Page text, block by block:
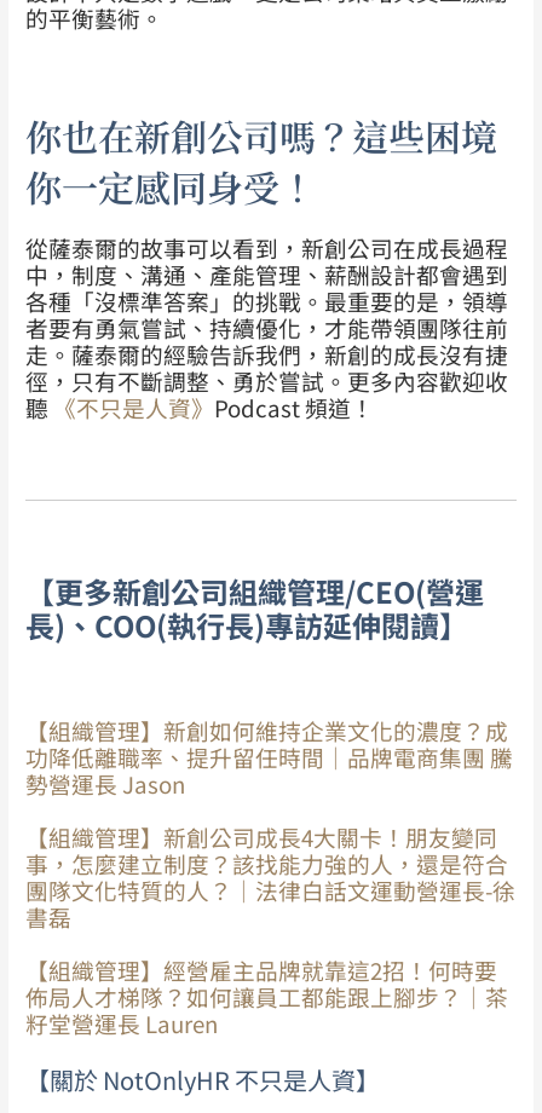
的平衡藝術。
你也在新創公司嗎？這些困境
你一定感同身受！
從薩泰爾的故事可以看到，新創公司在成長過程
中，制度、溝通、產能管理、薪酬設計都會遇到
各種「沒標準答案」的挑戰。最重要的是，領導
者要有勇氣嘗試、持續優化，才能帶領團隊往前
走。 薩泰爾的經驗告訴我們，新創的成長沒有捷
徑，只有不斷調整、勇於嘗試。 更多內容歡迎收
聽 《不只是人資》 Podcast 頻道！
【更多新創公司組織管理/CEO(營運
長)、COO(執行長)專訪延伸閱讀】
【組織管理】新創如何維持企業文化的濃度？成
功降低離職率、提升留任時間｜品牌電商集團 騰
勢營運長 Jason
【組織管理】新創公司成長4大關卡！朋友變同
事，怎麼建立制度？該找能力強的人，還是符合
團隊文化特質的人？｜法律白話文運動營運長-徐
書磊
【組織管理】經營雇主品牌就靠這2招！何時要
佈局人才梯隊？如何讓員工都能跟上腳步？｜茶
籽堂營運長 Lauren
【關於 NotOnlyHR 不只是人資】